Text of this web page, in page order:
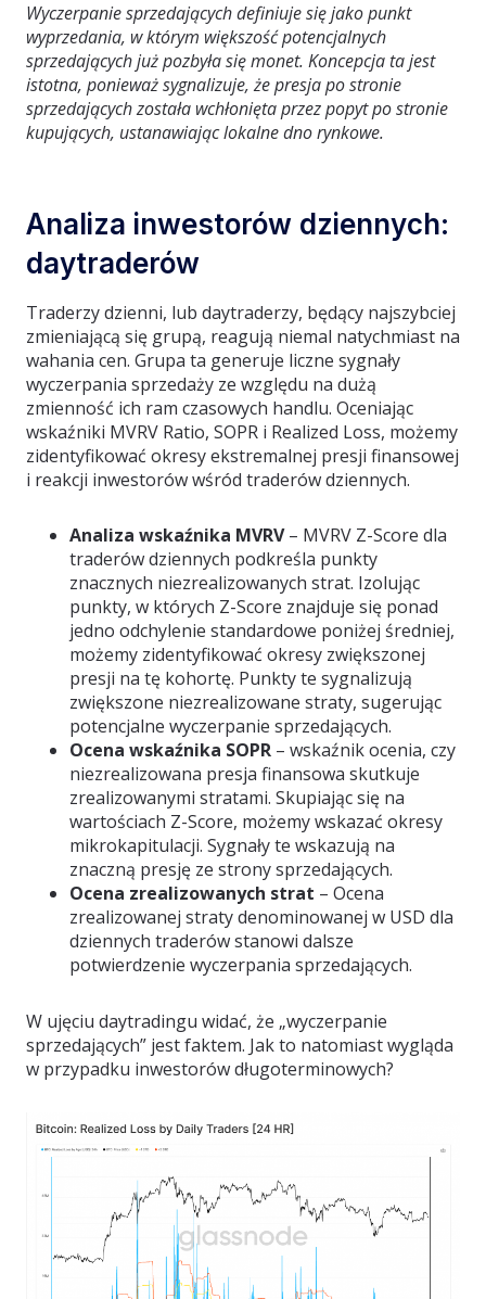
Wyczerpanie sprzedających definiuje się jako punkt
wyprzedania, w którym większość potencjalnych
sprzedających już pozbyła się monet. Koncepcja ta jest
istotna, ponieważ sygnalizuje, że presja po stronie
sprzedających została wchłonięta przez popyt po stronie
kupujących, ustanawiając lokalne dno rynkowe.
Analiza inwestorów dziennych:
daytraderów
Traderzy dzienni, lub daytraderzy, będący najszybciej
zmieniającą się grupą, reagują niemal natychmiast na
wahania cen. Grupa ta generuje liczne sygnały
wyczerpania sprzedaży ze względu na dużą
zmienność ich ram czasowych handlu. Oceniając
wskaźniki MVRV Ratio, SOPR i Realized Loss, możemy
zidentyfikować okresy ekstremalnej presji finansowej
i reakcji inwestorów wśród traderów dziennych.
Analiza wskaźnika MVRV– MVRV Z-Score dla
traderów dziennych podkreśla punkty
znacznych niezrealizowanych strat. Izolując
punkty, w których Z-Score znajduje się ponad
jedno odchylenie standardowe poniżej średniej,
możemy zidentyfikować okresy zwiększonej
presji na tę kohortę. Punkty te sygnalizują
zwiększone niezrealizowane straty, sugerując
potencjalne wyczerpanie sprzedających.
Ocena wskaźnika SOPR – wskaźnik ocenia, czy
niezrealizowana presja finansowa skutkuje
zrealizowanymi stratami. Skupiając się na
wartościach Z-Score, możemy wskazać okresy
mikrokapitulacji. Sygnały te wskazują na
znaczną presję ze strony sprzedających.
Ocena zrealizowanych strat – Ocena
zrealizowanej straty denominowanej w USD dla
dziennych traderów stanowi dalsze
potwierdzenie wyczerpania sprzedających.
W ujęciu daytradingu widać, że „wyczerpanie
sprzedających” jest faktem. Jak to natomiast wygląda
w przypadku inwestorów długoterminowych?